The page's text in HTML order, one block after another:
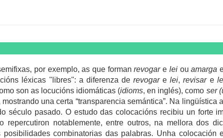
por exemplo, as que formanrevogare leiouamarga
léxicas "libres": a diferenza derevogarelei,revisare
son as locucións idiomáticas (idioms, en inglés), como ser
una certa “transparencia semántica”. Na lingüística
século pasado. O estudo das colocacións recibiu un forte
repercutiron notablemente, entre outros, na mellora dos
combinatorias das palabras. Unha colocación